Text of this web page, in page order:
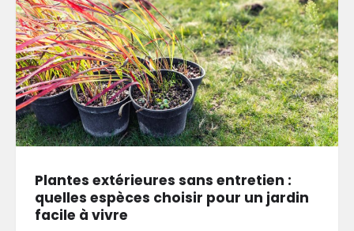
Plantes extérieures sans entretien :
quelles espèces choisir pour un jardin
facile à vivre